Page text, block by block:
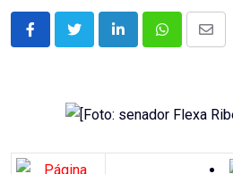
LinkedInWhatsappShare